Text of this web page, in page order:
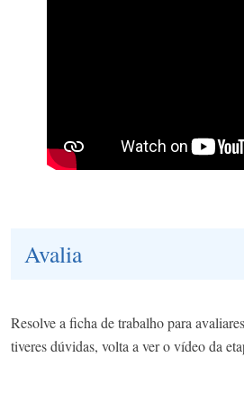
Avalia
Resolve a ficha de trabalho para
tiveres dúvidas, volta a ver o vídeo da